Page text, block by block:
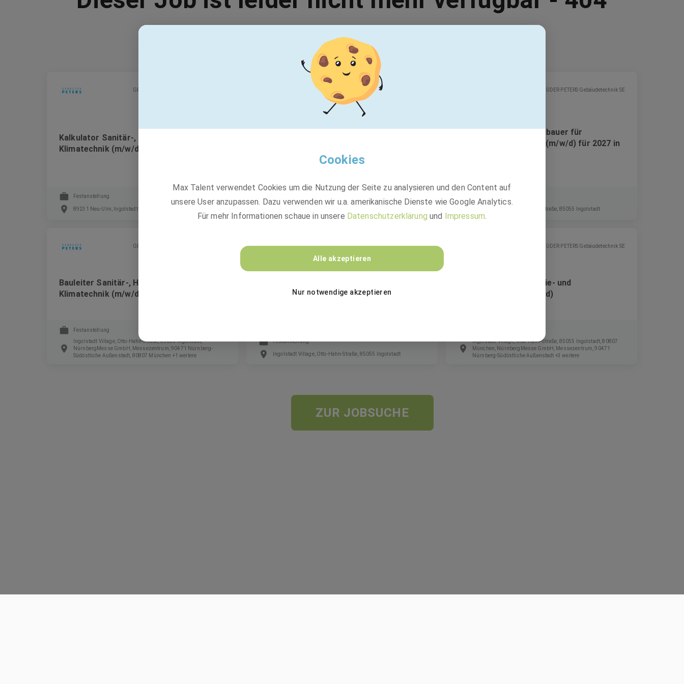
Vielleicht passt einer dieser Jobs:
GEBRÜDER PETERS Gebäudetechnik SE
Kalkulator Sanitär-, Heizungs- und
Klimatechnik (m/w/d)
Festanstellung
89231 Neu-Ulm, Ingolstadt
GEBRÜDER PETERS Gebäudetechnik SE
Elektroniker für Energie- und
Festanstellung
Südöstliche Außenstadt, Ingolstadt Village, Otto-Hahn-Straße,
GEBRÜDER PETERS Gebäudetechnik SE
Ausbildung zum Metallbauer für
Konstruktionstechnik (m/w/d) für 2027 in
Ingolstadt Village, Otto-Hahn-Straße, 85055 Ingolstadt
GEBRÜDER PETERS Gebäudetechnik SE
Bauleiter Sanitär-, Heizungs- und
Klimatechnik (m/w/d)
Festanstellung
Ingolstadt Village, Otto-Hahn-Straße, 85055 Ingolstadt,
NürnbergMesse GmbH, Messezentrum, 90471 Nürnberg-
Südöstliche Außenstadt, 80807 München +1 weitere
GEBRÜDER PETERS Gebäudetechnik SE
Specialist Payroll / Entgeltabrechner
Festanstellung
Ingolstadt Village, Otto-Hahn-Straße, 85055 Ingolstadt
GEBRÜDER PETERS Gebäudetechnik SE
Elektroniker für Energie- und
Gebäudetechnik (m/w/d)
Ingolstadt Village, Otto-Hahn-Straße, 85055 Ingolstadt, 80807
München, NürnbergMesse GmbH, Messezentrum, 90471
Nürnberg-Südöstliche Außenstadt +3 weitere
ZUR JOBSUCHE
Cookies
Max Talent verwendet Cookies um die Nutzung der Seite zu analysieren und den Content auf
unsere User anzupassen. Dazu verwenden wir u.a. amerikanische Dienste wie Google Analytics.
Für mehr Informationen schaue in unsere Datenschutzerklärung und Impressum.
Alle akzeptieren
Nur notwendige akzeptieren